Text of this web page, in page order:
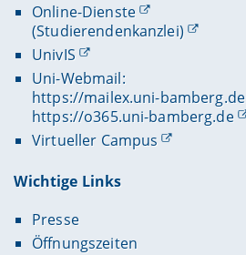
Online-Dienste
(Studierendenkanzlei)
UnivIS
Uni-Webmail:
https://mailex.uni-bamberg.de
https://o365.uni-bamberg.de
Virtueller Campus
Wichtige Links
Presse
Öffnungszeiten